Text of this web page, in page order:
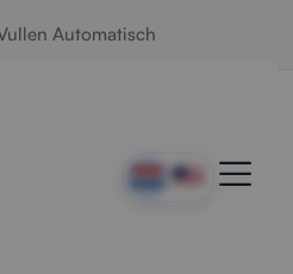
Automatisch